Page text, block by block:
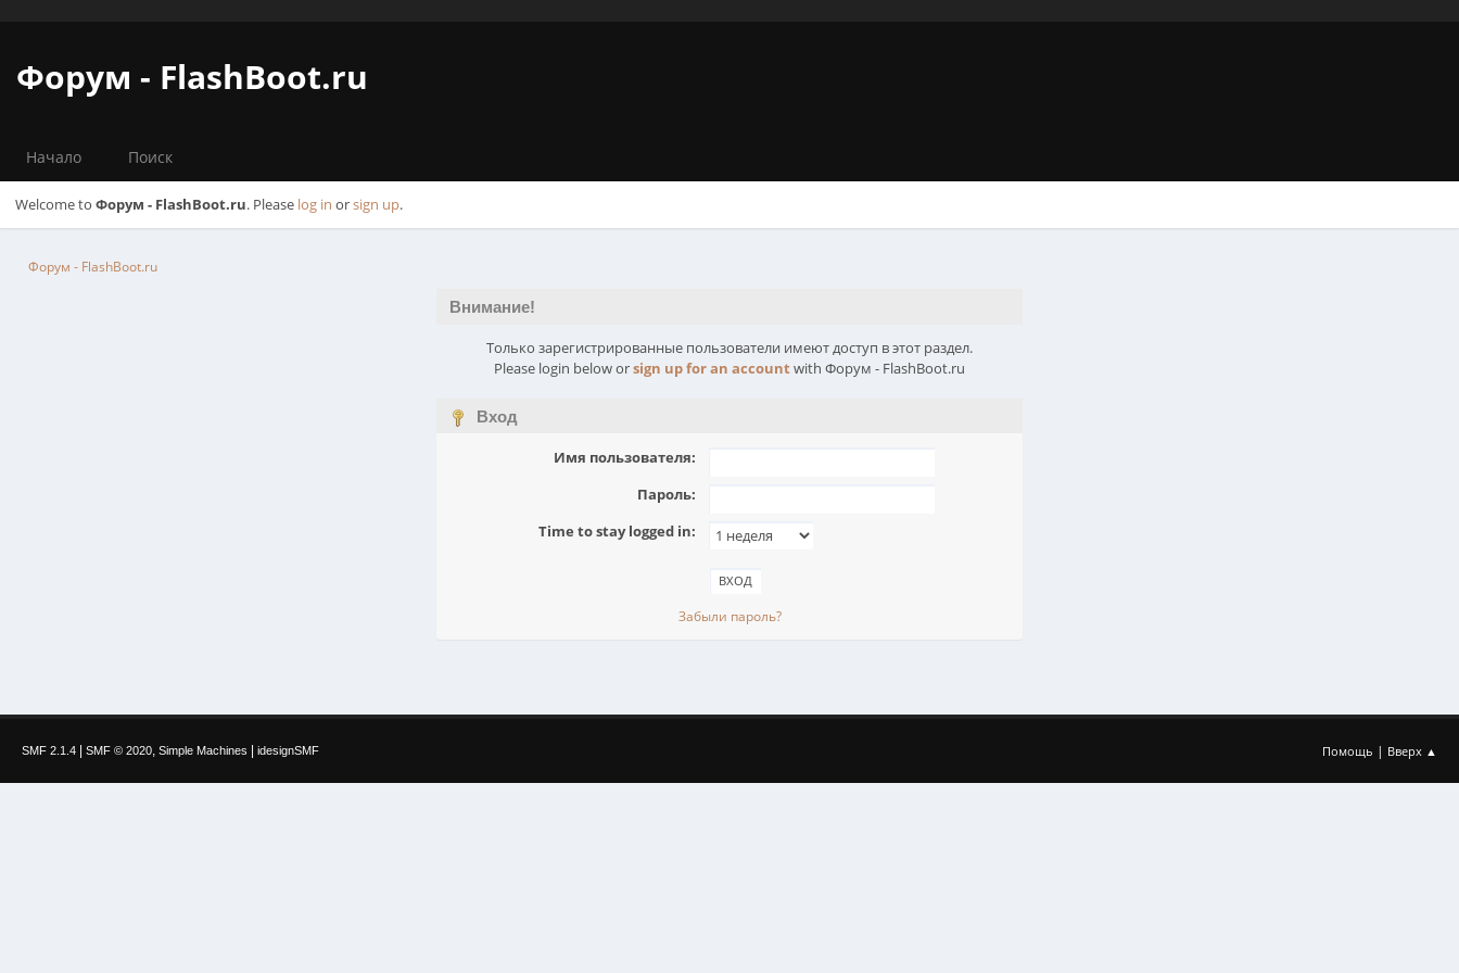
Форум - FlashBoot.ru
Начало Поиск
Welcome to Форум - FlashBoot.ru. Please log in orsign up.
Форум - FlashBoot.ru
Внимание!
Только зарегистрированные пользователи имеют доступ в этот раздел.
Please login below orsign up for an accountwith Форум - FlashBoot.ru
Вход
Имя пользователя:
Пароль:
Time to stay logged in:
Забыли пароль?
Помощь | Вверх ▲
SMF 2.1.4 SMF © 2020, Simple Machines idesignSMF